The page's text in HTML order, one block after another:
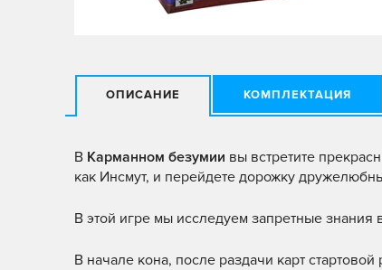
ОПИСАНИЕ КОМПЛЕКТАЦИЯ
В Карманном безумии вы встретите
как Инсмут, и перейдете дорожку
В этой игре мы исследуем запретные знания
В начале кона, после раздачи карт